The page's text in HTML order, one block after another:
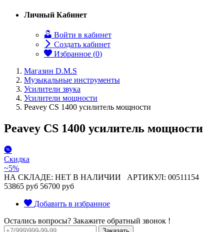
Личный Кабинет
Войти в кабинет
Создать кабинет
Избранное (0)
Магазин D.M.S
Музыкальные инструменты
Усилители звука
Усилители мощности
Peavey CS 1400 усилитель мощности
Peavey CS 1400 усилитель мощности
Скидка
~5%
НА СКЛАДЕ: НЕТ В НАЛИЧИИ АРТИКУЛ: 00511154
53865 руб 56700 руб
Добавить в избранное
Остались вопросы? Закажите обратный звонок !